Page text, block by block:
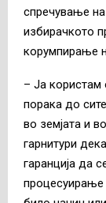
спречување
избирачкото
корумпирање
– Ја користам
порака до
во земјата и
гарнитури
гаранција да
процесуирање